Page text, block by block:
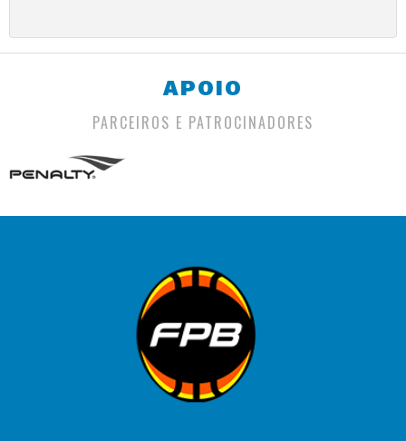
APOIO
PARCEIROS E PATROCINADORES